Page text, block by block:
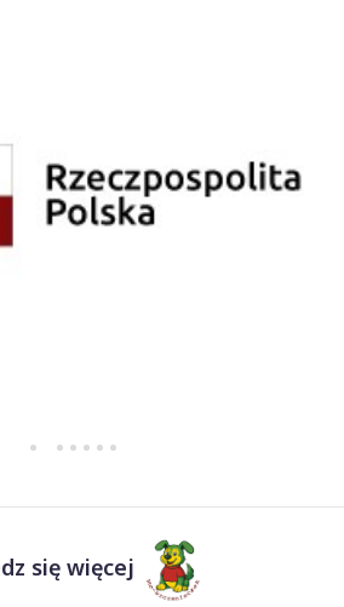
się więcej